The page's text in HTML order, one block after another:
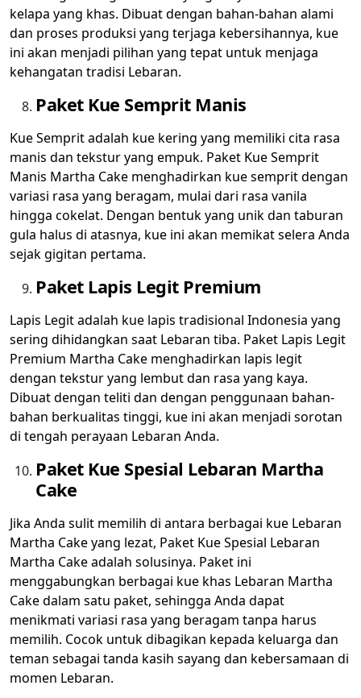
kelapa yang khas. Dibuat dengan bahan-bahan alami
dan proses produksi yang terjaga kebersihannya, kue
ini akan menjadi pilihan yang tepat untuk menjaga
kehangatan tradisi Lebaran.
Paket Kue Semprit Manis
Kue Semprit adalah kue kering yang memiliki cita rasa
manis dan tekstur yang empuk. Paket Kue Semprit
Manis Martha Cake menghadirkan kue semprit dengan
variasi rasa yang beragam, mulai dari rasa vanila
hingga cokelat. Dengan bentuk yang unik dan taburan
gula halus di atasnya, kue ini akan memikat selera Anda
sejak gigitan pertama.
Paket Lapis Legit Premium
Lapis Legit adalah kue lapis tradisional Indonesia yang
sering dihidangkan saat Lebaran tiba. Paket Lapis Legit
Premium Martha Cake menghadirkan lapis legit
dengan tekstur yang lembut dan rasa yang kaya.
Dibuat dengan teliti dan dengan penggunaan bahan-
bahan berkualitas tinggi, kue ini akan menjadi sorotan
di tengah perayaan Lebaran Anda.
Paket Kue Spesial Lebaran Martha
Cake
Jika Anda sulit memilih di antara berbagai kue Lebaran
Martha Cake yang lezat, Paket Kue Spesial Lebaran
Martha Cake adalah solusinya. Paket ini
menggabungkan berbagai kue khas Lebaran Martha
Cake dalam satu paket, sehingga Anda dapat
menikmati variasi rasa yang beragam tanpa harus
memilih. Cocok untuk dibagikan kepada keluarga dan
teman sebagai tanda kasih sayang dan kebersamaan di
momen Lebaran.